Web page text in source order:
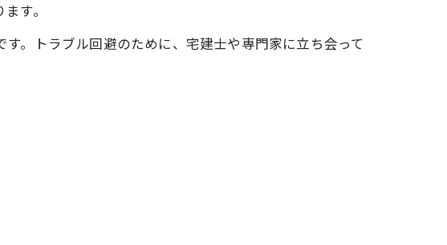
す。
。トラブル回避のために、宅建士や専門家に立ち会って